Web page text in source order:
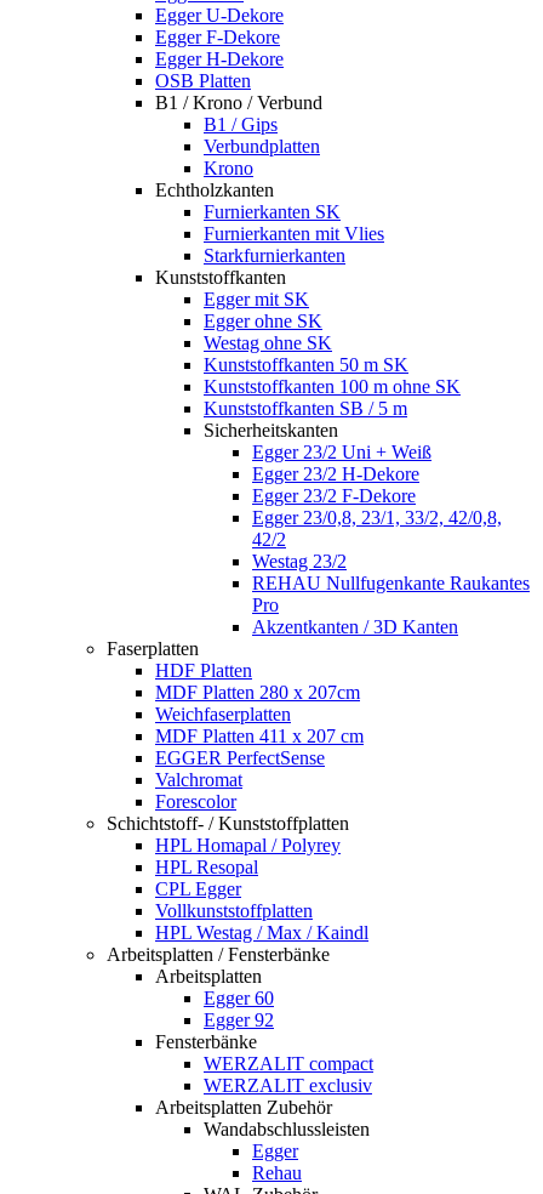
Egger U-Dekore
Egger F-Dekore
Egger H-Dekore
OSB Platten
B1 / Krono / Verbund
B1 / Gips
Verbundplatten
Krono
Echtholzkanten
Furnierkanten SK
Furnierkanten mit Vlies
Starkfurnierkanten
Kunststoffkanten
Egger mit SK
Egger ohne SK
Westag ohne SK
Kunststoffkanten 50 m SK
Kunststoffkanten 100 m ohne SK
Kunststoffkanten SB / 5 m
Sicherheitskanten
Egger 23/2 Uni + Weiß
Egger 23/2 H-Dekore
Egger 23/2 F-Dekore
Egger 23/0,8, 23/1, 33/2, 42/0,8,
42/2
Westag 23/2
REHAU Nullfugenkante Raukantes
Pro
Akzentkanten / 3D Kanten
Faserplatten
HDF Platten
MDF Platten 280 x 207cm
Weichfaserplatten
MDF Platten 411 x 207 cm
EGGER PerfectSense
Valchromat
Forescolor
Schichtstoff- / Kunststoffplatten
HPL Homapal / Polyrey
HPL Resopal
CPL Egger
Vollkunststoffplatten
HPL Westag / Max / Kaindl
Arbeitsplatten / Fensterbänke
Arbeitsplatten
Egger 60
Egger 92
Fensterbänke
WERZALIT compact
WERZALIT exclusiv
Arbeitsplatten Zubehör
Wandabschlussleisten
Egger
Rehau